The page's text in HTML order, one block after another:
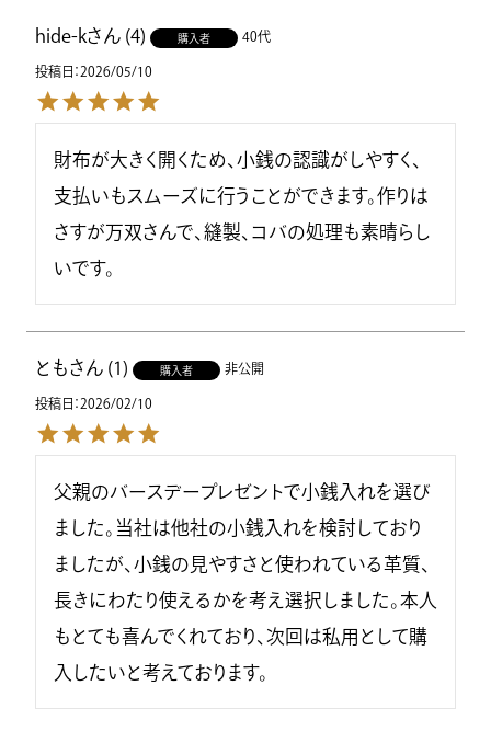
hide-k 4 購入者 40代
投稿日 2026/05/10
財布が大きく開くため、小銭の認識がしやすく、
支払いもスムーズに行うことができます。作りは
さすが万双さんで、縫製、コバの処理も素晴らし
いです。
とも 1 購入者 非公開
投稿日 2026/02/10
父親のバースデープレゼントで小銭入れを選び
ました。当社は他社の小銭入れを検討しており
ましたが、小銭の見やすさと使われている革質、
長きにわたり使えるかを考え選択しました。本人
もとても喜んでくれており、次回は私用として購
入したいと考えております。